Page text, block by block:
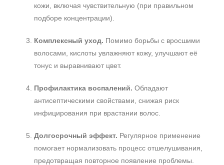
кожи, включая чувствительную (при правильном
подборе концентрации).
Комплексный уход. Помимо борьбы с вросшими
волосами, кислоты увлажняют кожу, улучшают её
тонус и выравнивают цвет.
Профилактика воспалений. Обладают
антисептическими свойствами, снижая риск
инфицирования при врастании волос.
Долгосрочный эффект. Регулярное применение
помогает нормализовать процесс отшелушивания,
предотвращая повторное появление проблемы.